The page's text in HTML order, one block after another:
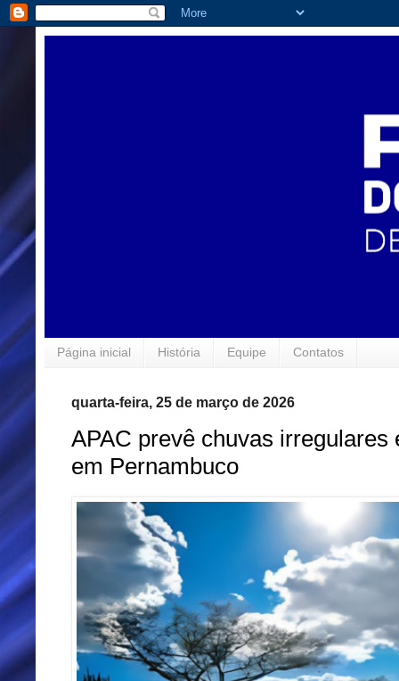
Página inicial História Equipe Contatos
quarta-feira, 25 de março de 2026
APAC prevê chuvas
em Pernambuco